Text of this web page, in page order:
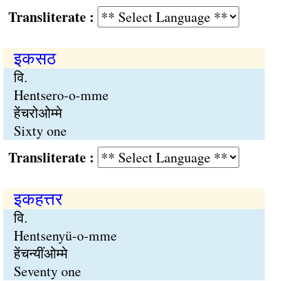
:
इकसठ
वि.
Hentsero-o-mme
हेंचरोओम्मे
Sixty one
:
इकहत्तर
वि.
Hentsenyü-o-mme
हेंचन्यींओम्मे
Seventy one